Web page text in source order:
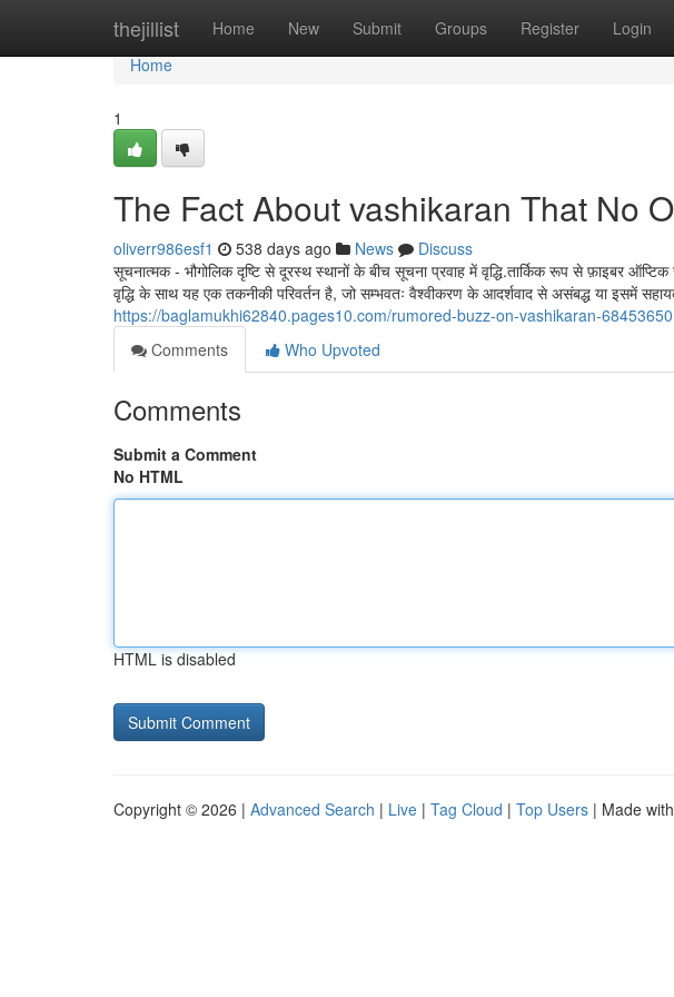
thejillist Home New Submit Groups Register Login
Home
Home
1
The Fact About vashikaran That No
oliverr986esf1 538 days ago News
Discuss
सूचनात्मक - भौगोलिक दृष्टि से दूरस्थ स्थानों के बीच सूचना प्रवाह में वृद्धि.तार्किक रूप से फ़ाइबर
वृद्धि के साथ यह एक तकनीकी परिवर्तन है, जो सम्भवतः वैश्वीकरण के आदर्शवाद से असंबद्ध या ‍इसमें
https://baglamukhi62840.pages10.com/rumored-buzz-on-vashikaran-68453650
Comments
Who Upvoted
Comments
Submit a Comment
No HTML
HTML is disabled
Copyright © 2026 | Advanced Search | Live | Tag Cloud | Top Users | Made with